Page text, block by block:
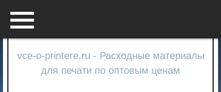
vce-o-printere.ru - Расходные материалы
для печати по оптовым ценам